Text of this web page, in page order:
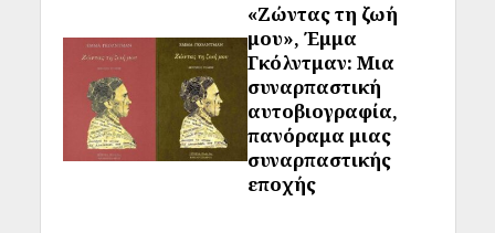
«Ζώντας τη ζωή
μου», Έμμα
Γκόλντμαν: Μια
συναρπαστική
αυτοβιογραφία,
πανόραμα μιας
συναρπαστικής
εποχής